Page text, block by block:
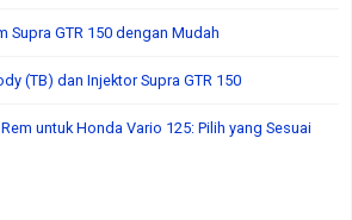
Supra GTR 150 dengan Mudah
(TB) dan Injektor Supra GTR 150
untuk Honda Vario 125: Pilih yang Sesuai